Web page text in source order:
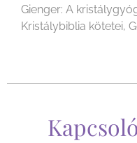
Gienger: A
Kristálybiblia kötetei,